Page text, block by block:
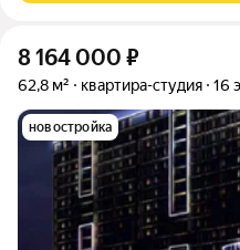
8 164 000 ₽
62,8 м² квартира-студия 16
новостройка